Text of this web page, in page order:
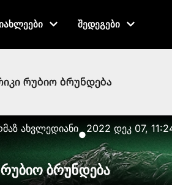
შედეგები
რუბიო ბრუნდება
Ახვლედიანი●2022 დეკ 07,
ბრუნდება